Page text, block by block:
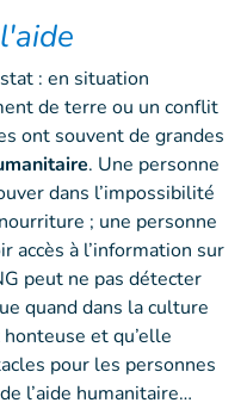
: en situation
de terre ou un conflit
ont souvent de grandes
. Une personne
dans l’impossibilité
; une personne
accès à l’information sur
peut ne pas détecter
quand dans la culture
et qu’elle
pour les personnes
l’aide humanitaire…